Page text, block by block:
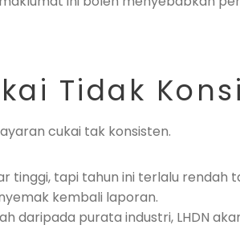
Tidak
cukai tak konsisten.
tinggi, tapi tahun ini terlalu rendah
kembali laporan.
daripada purata industri, LHDN